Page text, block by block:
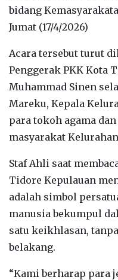
bidang
Jumat (17/4/2026)
Acara tersebut turut
Penggerak PKK Kota
Muhammad Sinen
Mareku, Kepala
para tokoh agama
masyarakat
Staf Ahli saat
Tidore Kepulauan
adalah simbol
manusia bekumpul
satu keikhlasan,
belakang.
“Kami berharap para